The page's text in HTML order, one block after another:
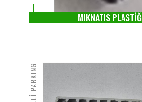
MIKNATIS PLASTİĞ